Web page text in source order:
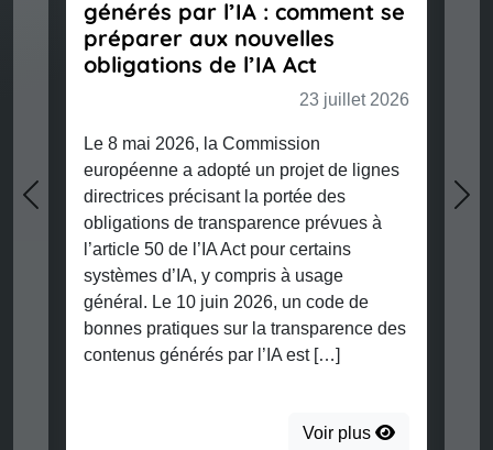
générés par l’IA : comment se
préparer aux nouvelles
obligations de l’IA Act
23 juillet 2026
Le 8 mai 2026, la Commission
européenne a adopté un projet de lignes
directrices précisant la portée des
obligations de transparence prévues à
l’article 50 de l’IA Act pour certains
systèmes d’IA, y compris à usage
général. Le 10 juin 2026, un code de
bonnes pratiques sur la transparence des
contenus générés par l’IA est […]
Voir plus
Previous